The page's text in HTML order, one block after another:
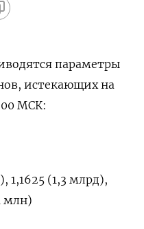
параметры
истекающих на
МСК:
1,1625 (1,3 млрд),
млн)